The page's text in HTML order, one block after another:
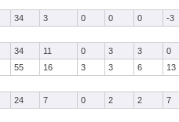
34 3 0 0 0 -3
34 11 0 3 3 0
55 16 3 3 6 13
24 7 0 2 2 7